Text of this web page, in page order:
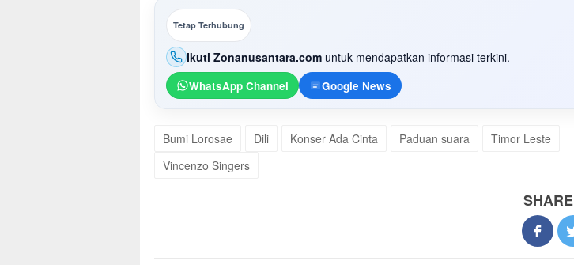
Tetap Terhubung
Ikuti Zonanusantara.com untuk mendapatkan informasi terkini.
WhatsApp Channel Google News
Bumi Lorosae Dili Konser Ada Cinta Paduan suara
Timor Leste
Vincenzo Singers
SHARE